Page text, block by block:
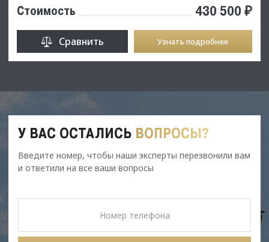
Стоимость 430 500 ₽
Сравнить Узнать подробнее
У ВАС ОСТАЛИСЬ ВОПРОСЫ?
Введите номер, чтобы наши эксперты перезвонили вам
и ответили на все ваши вопросы